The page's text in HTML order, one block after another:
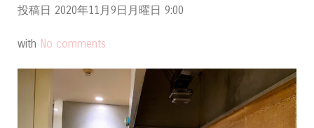
投稿日 2020年11月9日月曜日 9:00
with No comments